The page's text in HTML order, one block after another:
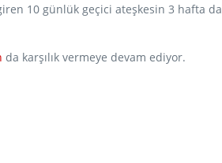
10 günlük geçici ateşkesin 3 hafta
da karşılık vermeye devam ediyor.